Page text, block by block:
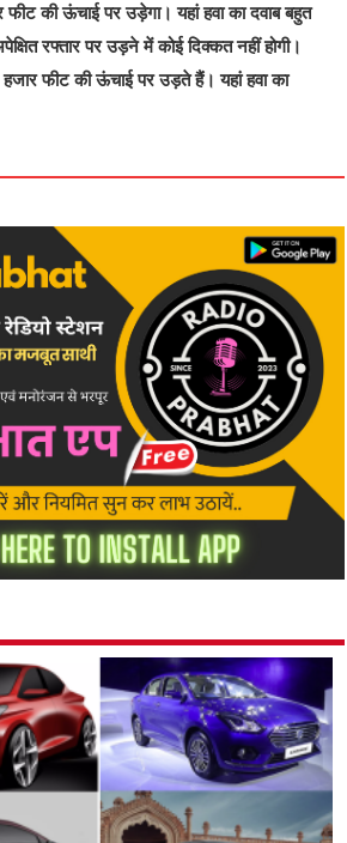
की ऊंचाई पर उड़ेगा। यहां हवा का दवाब बहुत
रफ्तार पर उड़ने में कोई दिक्कत नहीं होगी।
फीट की ऊंचाई पर उड़ते हैं। यहां हवा का